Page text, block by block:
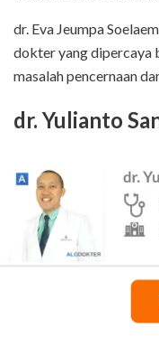
dr. Eva Jeumpa
dokter yang dipercaya
masalah pencernaan
dr. Yulianto